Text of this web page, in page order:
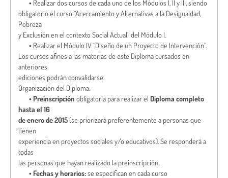
• Realizar dos cursos de cada uno de los Módulos I, II y III, siendo
obligatorio el curso “Acercamiento y Alternativas a la Desigualdad,
Pobreza
y Exclusión en el contexto Social Actual” del Módulo I.
• Realizar el Módulo IV “Diseño de un Proyecto de Intervención”.
Los cursos afines a las materias de este Diploma cursados en
anteriores
ediciones podrán convalidarse.
Organización del Diploma:
• Preinscripción obligatoria para realizar el Diploma completo
hasta el 16
de enero de 2015 (se priorizará preferentemente a personas que
tienen
experiencia en proyectos sociales y/o educativos). Se responderá a
todas
las personas que hayan realizado la preinscripción.
• Fechas y horarios:se especifican en cada curso